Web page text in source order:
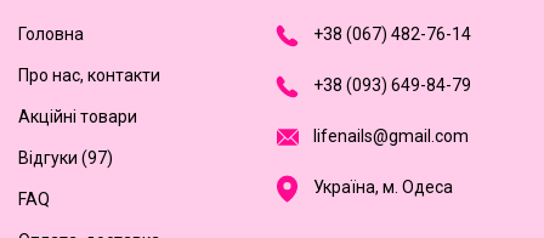
Головна
Про нас, контакти
Акційні товари
Відгуки (97)
FAQ
+38 (067) 482-76-14
+38 (093) 649-84-79
ifenai s@gmai com
Україна, м. Одеса